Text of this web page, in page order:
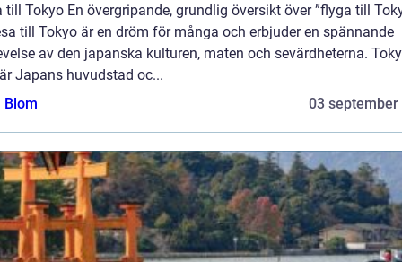
till Tokyo En övergripande, grundlig översikt över ”flyga till
till Tokyo är en dröm för många och erbjuder en spännande
av den japanska kulturen, maten och sevärdheterna.
Japans huvudstad oc...
Blom
03 september